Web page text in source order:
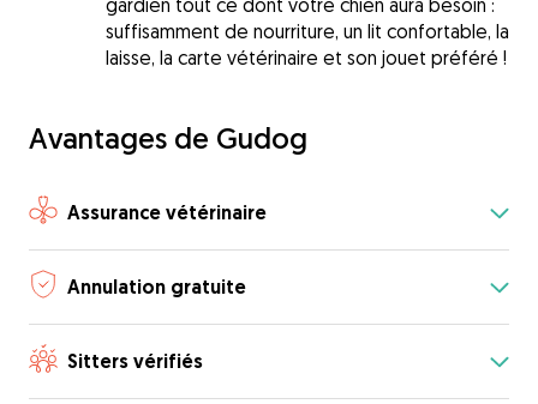
gardien tout ce dont votre chien aura besoin :
suffisamment de nourriture, un lit confortable, la
laisse, la carte vétérinaire et son jouet préféré !
Avantages de Gudog
Assurance vétérinaire
Annulation gratuite
Sitters vérifiés